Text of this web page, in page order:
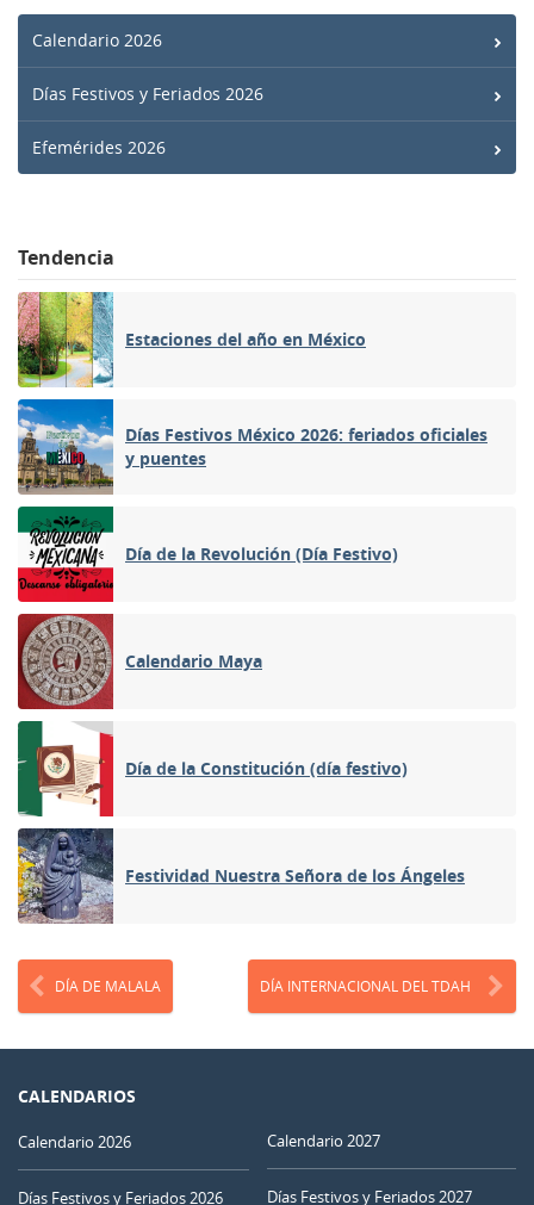
Calendario 2026
Días Festivos y Feriados 2026
Efemérides 2026
Tendencia
Estaciones del año en México
Días Festivos México 2026: feriados oficiales
y puentes
Día de la Revolución (Día Festivo)
Calendario Maya
Día de la Constitución (día festivo)
Festividad Nuestra Señora de los Ángeles
DÍA DE MALALA DÍA INTERNACIONAL DEL TDAH
CALENDARIOS
Calendario 2026
Días Festivos y Feriados 2026
Calendario 2027
Días Festivos y Feriados 2027